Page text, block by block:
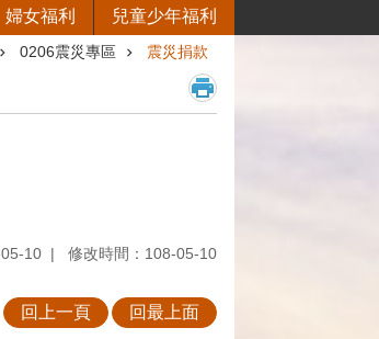
婦女福利 兒童少年福利
0206震災專區 震災捐款
05-10 修改時間：108-05-10
回上一頁 回最上面